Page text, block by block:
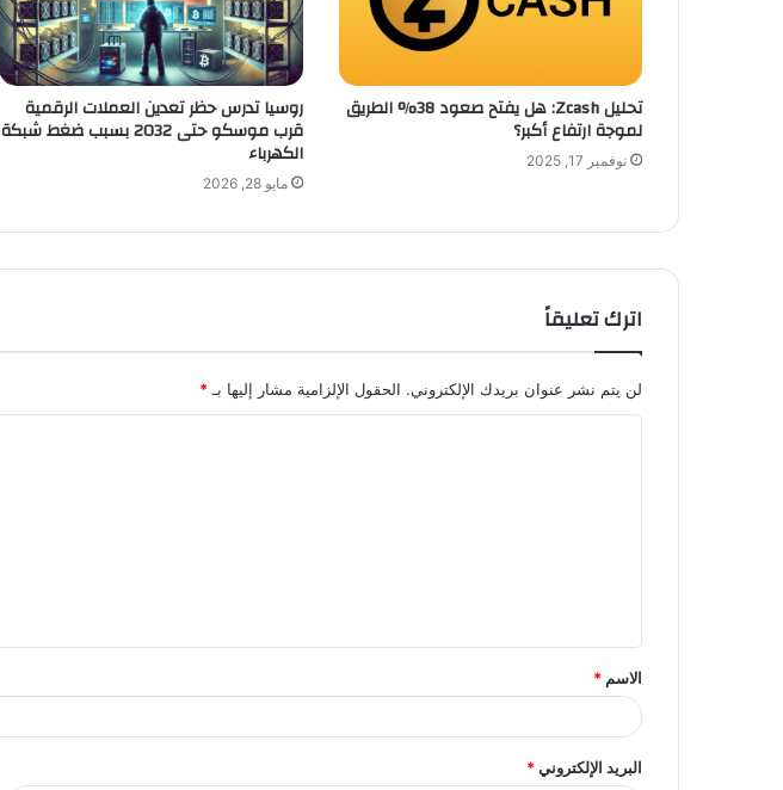
تحليل Zcash: هل يفتح صعود 38% الطريق
لموجة ارتفاع أكبر؟
نوفمبر 17, 2025
روسيا تدرس حظر تعدين العملات الرقمية
قرب موسكو حتى 2032 بسبب ضغط شبكة
الكهرباء
مايو 28, 2026
اترك تعليقاً
لن يتم نشر عنوان بريدك الإلكتروني. الحقول الإلزامية مشار إليها بـ *
ق
*
الاسم *
البريد الإلكتروني*